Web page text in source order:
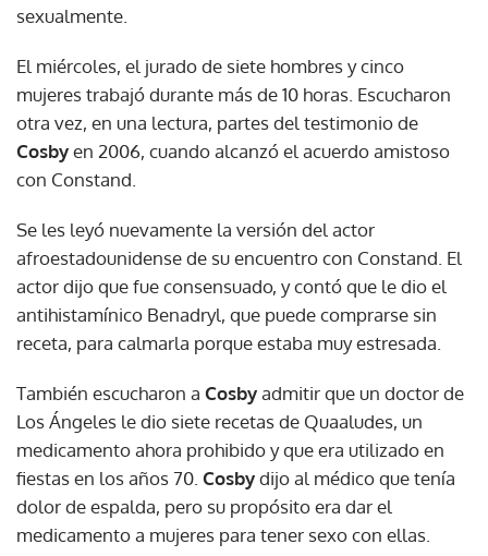
sexualmente.
El miércoles, el jurado de siete hombres y cinco
mujeres trabajó durante más de 10 horas. Escucharon
otra vez, en una lectura, partes del testimonio de
Cosbyen 2006, cuando alcanzó el acuerdo amistoso
con Constand.
Se les leyó nuevamente la versión del actor
afroestadounidense de su encuentro con Constand. El
actor dijo que fue consensuado, y contó que le dio el
antihistamínico Benadryl, que puede comprarse sin
receta, para calmarla porque estaba muy estresada.
También escucharon a Cosbyadmitir que un doctor de
Los Ángeles le dio siete recetas de Quaaludes, un
medicamento ahora prohibido y que era utilizado en
fiestas en los años 70. Cosbydijo al médico que tenía
dolor de espalda, pero su propósito era dar el
medicamento a mujeres para tener sexo con ellas.